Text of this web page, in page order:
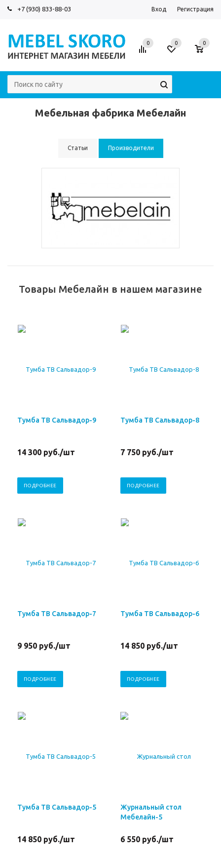
+7 (930) 833-88-03 Вход Регистрация
0 0 0
Мебельная фабрика Мебелайн
Статьи Производители
Товары Мебелайн в нашем магазине
Тумба ТВ Сальвадор-9
14 300 руб./шт
ПОДРОБНЕЕ
Тумба ТВ Сальвадор-8
7 750 руб./шт
ПОДРОБНЕЕ
Тумба ТВ Сальвадор-7
9 950 руб./шт
ПОДРОБНЕЕ
Тумба ТВ Сальвадор-6
14 850 руб./шт
ПОДРОБНЕЕ
Тумба ТВ Сальвадор-5
14 850 руб./шт
Журнальный стол
Мебелайн-5
6 550 руб./шт